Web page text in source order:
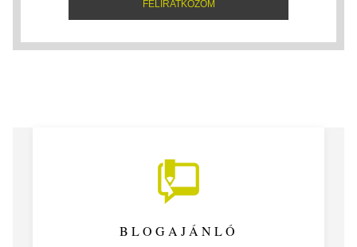
BLOGAJÁNLÓ